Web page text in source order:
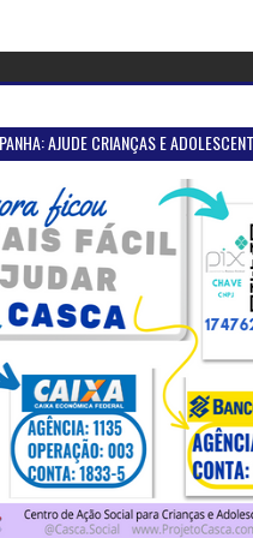
AJUDE CRIANÇAS E